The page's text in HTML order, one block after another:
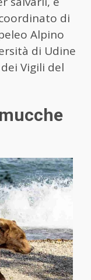
di
Alpino
di Udine
Vigili del